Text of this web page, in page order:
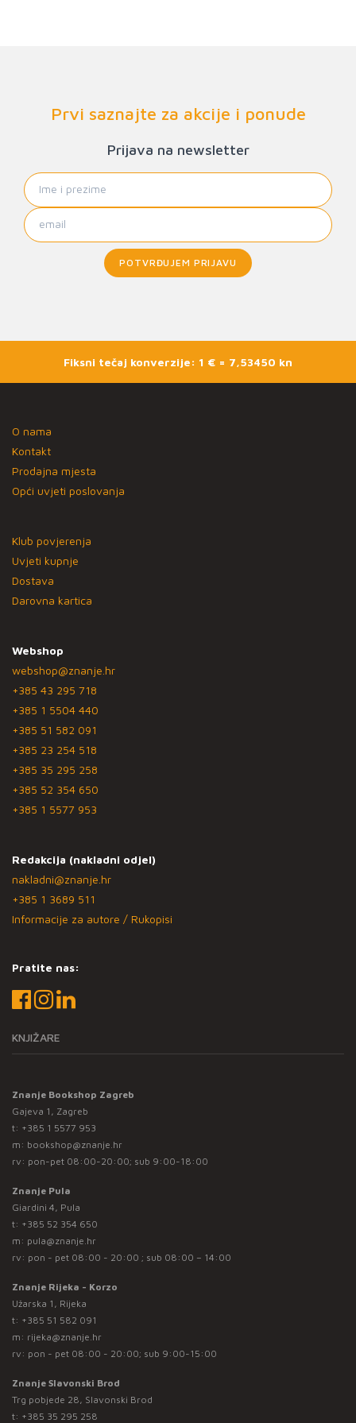
Prvi saznajte za akcije i ponude
Prijava na newsletter
POTVRĐUJEM PRIJAVU
Fiksni tečaj konverzije: 1 € = 7,53450 kn
O nama
Kontakt
Prodajna mjesta
Opći uvjeti poslovanja
Klub povjerenja
Uvjeti kupnje
Dostava
Darovna kartica
Webshop
webshop@znanje.hr
+385 43 295 718
+385 1 5504 440
+385 51 582 091
+385 23 254 518
+385 35 295 258
+385 52 354 650
+385 1 5577 953
Redakcija (nakladni odjel)
nakladni@znanje.hr
+385 1 3689 511
Informacije za autore / Rukopisi
Pratite nas:
KNJIŽARE
Znanje Bookshop Zagreb
Gajeva 1, Zagreb
t: +385 1 5577 953
m: bookshop@znanje.hr
rv: pon-pet 08:00-20:00; sub 9:00-18:00
Znanje Pula
Giardini 4, Pula
t: +385 52 354 650
m: pula@znanje.hr
rv: pon - pet 08:00 - 20:00 ; sub 08:00 – 14:00
Znanje Rijeka - Korzo
Užarska 1, Rijeka
t: +385 51 582 091
m: rijeka@znanje.hr
rv: pon - pet 08:00 - 20:00; sub 9:00-15:00
Znanje Slavonski Brod
Trg pobjede 28, Slavonski Brod
t: +385 35 295 258